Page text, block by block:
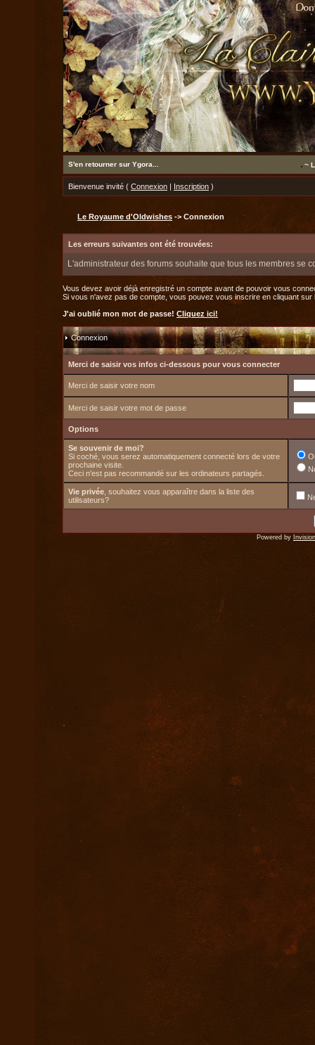
S'en retourner sur Ygora... ~
Bienvenue invité ( Connexion | Inscription )
Le Royaume d'Oldwishes -> Connexion
Les erreurs suivantes ont été trouvées:
L'administrateur des forums souhaite que tous les membres se
Vous devez avoir déjà enregistré un compte avant de pouvoir vous
Si vous n'avez pas de compte, vous pouvez vous inscrire en cliquant sur
J'ai oublié mon mot de passe! Cliquez ici!
Connexion
Merci de saisir vos infos ci-dessous pour vous connecter
Merci de saisir votre nom
Merci de saisir votre mot de passe
Options
Se souvenir de moi?
Si coché, vous serez automatiquement connecté lors de votre
prochaine visite.
Ceci n'est pas recommandé sur les ordinateurs partagés.
Vie privée , souhaitez vous apparaître dans la liste des
utilisateurs?
Powered by